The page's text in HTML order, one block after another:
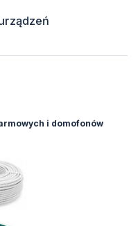
i domofonów